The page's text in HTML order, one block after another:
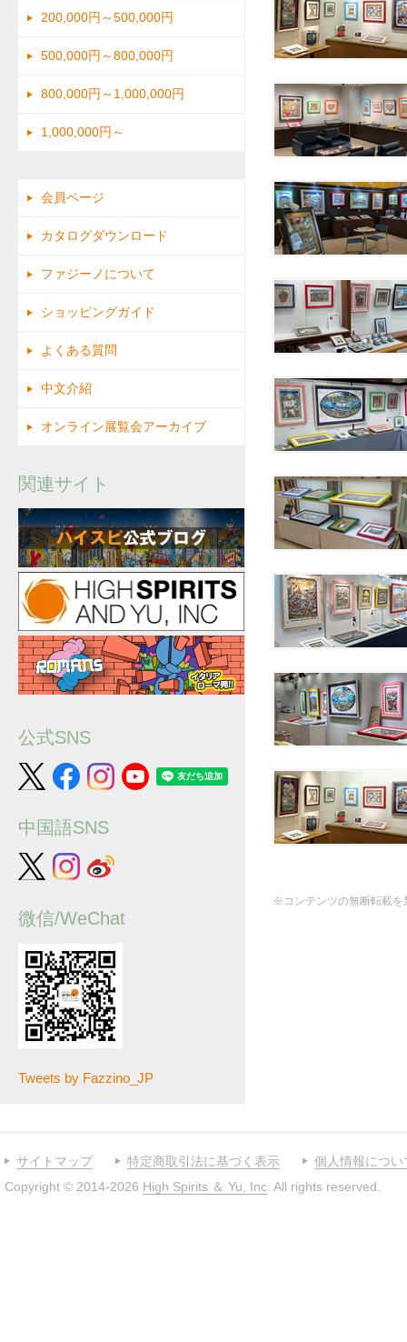
※コンテンツの無断転載を
200,000円～500,000円
500,000円～800,000円
800,000円～1,000,000円
1,000,000円～
会員ページ
カタログダウンロード
ファジーノについて
ショッピングガイド
よくある質問
中文介紹
オンライン展覧会アーカイブ
関連サイト
公式SNS
中国語SNS
微信/WeChat
Tweets by Fazzino_JP
サイトマップ 特定商取引法に基づく表示
個人情報につい
Copyright © 2014-2026 High Spirits ＆ Yu, Inc . All rights reserved.